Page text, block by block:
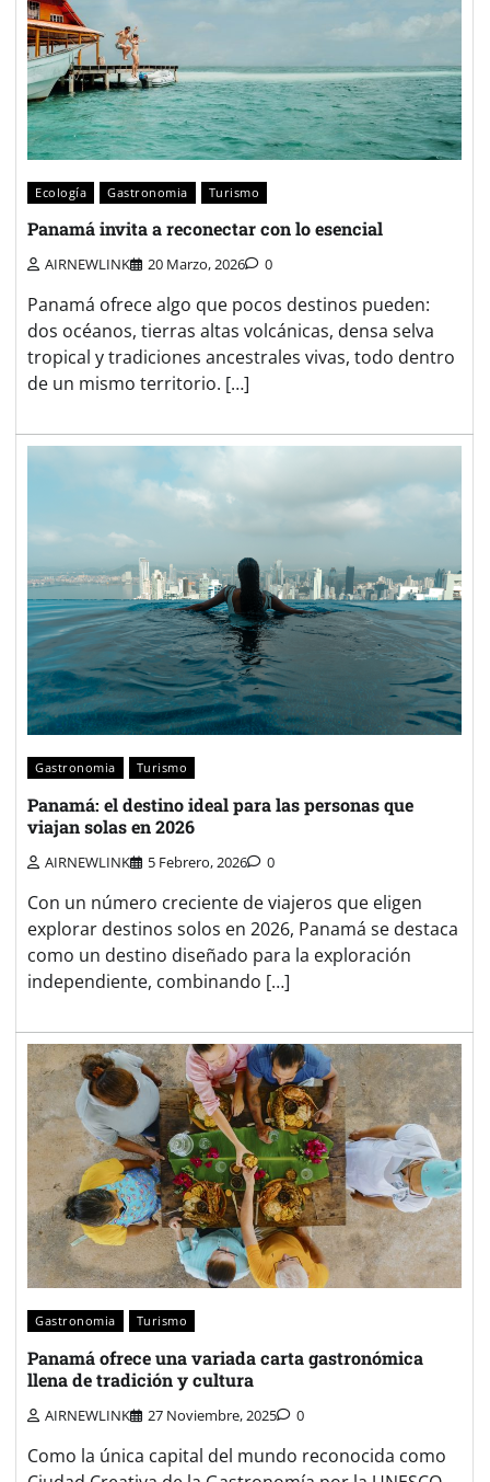
Ecología Gastronomia Turismo
Panamá invita a reconectar con lo esencial
AIRNEWLINK 20 Marzo, 2026 0
Panamá ofrece algo que pocos destinos pueden:
dos océanos, tierras altas volcánicas, densa selva
tropical y tradiciones ancestrales vivas, todo dentro
de un mismo territorio. […]
Gastronomia Turismo
Panamá: el destino ideal para las personas que
viajan solas en 2026
AIRNEWLINK 5 Febrero, 2026 0
Con un número creciente de viajeros que eligen
explorar destinos solos en 2026, Panamá se destaca
como un destino diseñado para la exploración
independiente, combinando […]
Gastronomia Turismo
Panamá ofrece una variada carta gastronómica
llena de tradición y cultura
AIRNEWLINK 27 Noviembre, 2025 0
Como la única capital del mundo reconocida como